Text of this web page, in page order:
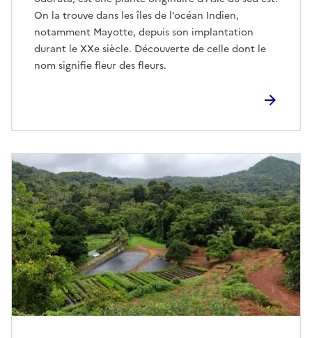
On la trouve dans les îles de l’océan Indien,
notamment Mayotte, depuis son implantation
durant le XXe siècle. Découverte de celle dont le
nom signifie fleur des fleurs.